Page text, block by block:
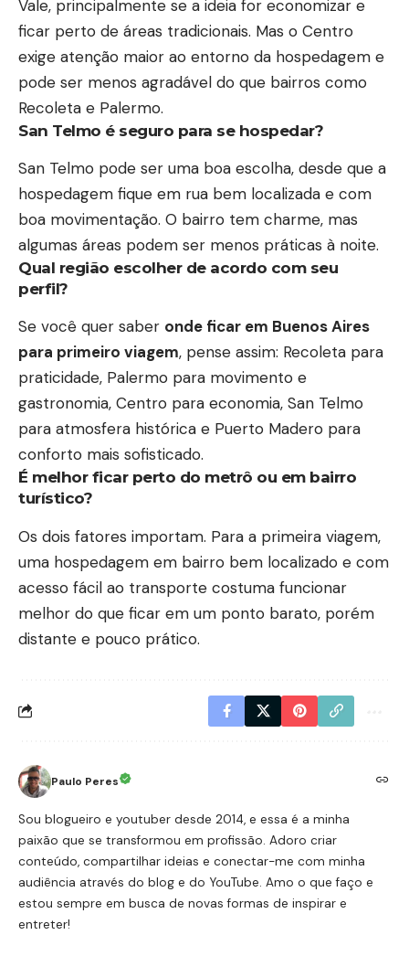
Vale, principalmente se a ideia for economizar e
ficar perto de áreas tradicionais. Mas o Centro
exige atenção maior ao entorno da hospedagem e
pode ser menos agradável do que bairros como
Recoleta e Palermo.
San Telmo é seguro para se hospedar?
San Telmo pode ser uma boa escolha, desde que a
hospedagem fique em rua bem localizada e com
boa movimentação. O bairro tem charme, mas
algumas áreas podem ser menos práticas à noite.
Qual região escolher de acordo com seu
perfil?
Se você quer saber onde ficar em Buenos Aires
para primeiro viagem, pense assim: Recoleta para
praticidade, Palermo para movimento e
gastronomia, Centro para economia, San Telmo
para atmosfera histórica e Puerto Madero para
conforto mais sofisticado.
É melhor ficar perto do metrô ou em bairro
turístico?
Os dois fatores importam. Para a primeira viagem,
uma hospedagem em bairro bem localizado e com
acesso fácil ao transporte costuma funcionar
melhor do que ficar em um ponto barato, porém
distante e pouco prático.
Paulo Peres
Sou blogueiro e youtuber desde 2014, e essa é a minha
paixão que se transformou em profissão. Adoro criar
conteúdo, compartilhar ideias e conectar-me com minha
audiência através do blog e do YouTube. Amo o que faço e
estou sempre em busca de novas formas de inspirar e
entreter!